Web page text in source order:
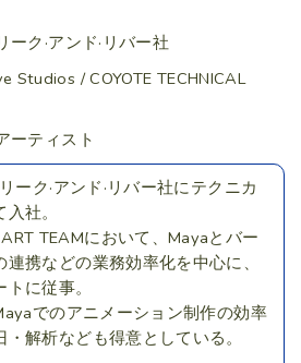
ーク·アンド·リバー社
Studios / COYOTE TECHNICAL
ーティスト
ーク·アンド·リバー社にテクニカ
社。
ART TEAMにおいて、Mayaとバー
携などの業務効率化を中心に、
に従事。
でのアニメーション制作の効率
解析なども得意としている。